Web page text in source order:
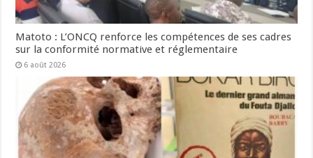
Matoto : L’ONCQ renforce les compétences de ses cadres
sur la conformité normative et réglementaire
6 août 2026